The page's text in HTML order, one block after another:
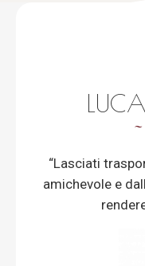
“Lasciati
amichevole e